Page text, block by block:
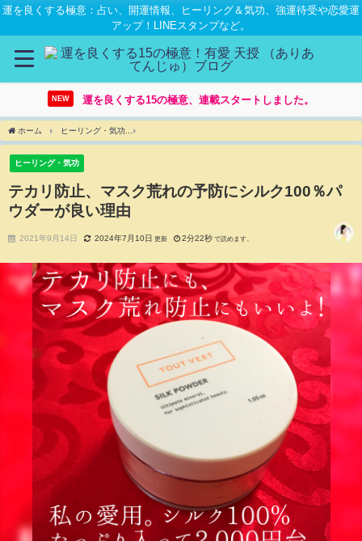
運を良くする極意：占い、開運情報、ヒーリング＆気功、強運待受や恋愛運
アップ！LINEスタンプなど。
NEW 運を良くする15の極意、連載スタートしました。
ホーム ヒーリング・気功
ヒーリング・気功
テカリ防止、マスク荒れの予防にシルク100％パ
ウダーが良い理由
2021年9月14日 2024年7月10日 2分22秒